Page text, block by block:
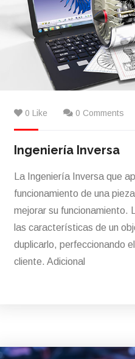
0 Like 0 Comments
Ingeniería Inversa
La Ingeniería Inversa que
funcionamiento de una
mejorar su funcionamiento.
las características de un
duplicarlo, perfeccionando
cliente. Adicional